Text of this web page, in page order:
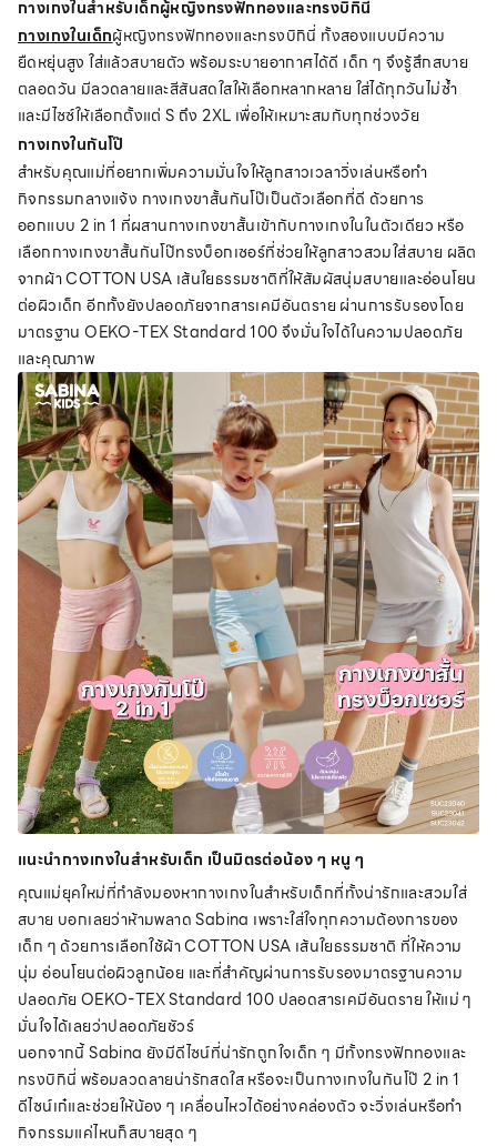
กางเกงในสำหรับเด็กผู้หญิงทรงฟักทองและทรงบิกินี่
กางเกงในเด็กผู้หญิงทรงฟักทองและทรงบิกินี่ ทั้งสองแบบมีความ
ยืดหยุ่นสูง ใส่แล้วสบายตัว พร้อมระบายอากาศได้ดี เด็ก ๆ จึงรู้สึกสบาย
ตลอดวัน มีลวดลายและสีสันสดใสให้เลือกหลากหลาย ใส่ได้ทุกวันไม่ซ้ำ
และมีไซซ์ให้เลือกตั้งแต่ S ถึง 2XL เพื่อให้เหมาะสมกับทุกช่วงวัย
กางเกงในกันโป๊
สำหรับคุณแม่ที่อยากเพิ่มความมั่นใจให้ลูกสาวเวลาวิ่งเล่นหรือทำ
กิจกรรมกลางแจ้ง กางเกงขาสั้นกันโป๊เป็นตัวเลือกที่ดี ด้วยการ
ออกแบบ 2 in 1 ที่ผสานกางเกงขาสั้นเข้ากับกางเกงในในตัวเดียว หรือ
เลือกกางเกงขาสั้นกันโป๊ทรงบ็อกเซอร์ที่ช่วยให้ลูกสาวสวมใส่สบาย ผลิต
จากผ้า COTTON USA เส้นใยธรรมชาติที่ให้สัมผัสนุ่มสบายและอ่อนโยน
ต่อผิวเด็ก อีกทั้งยังปลอดภัยจากสารเคมีอันตราย ผ่านการรับรองโดย
มาตรฐาน OEKO-TEX Standard 100 จึงมั่นใจได้ในความปลอดภัย
และคุณภาพ
แนะนำกางเกงในสำหรับเด็ก เป็นมิตรต่อน้อง ๆ หนู ๆ
คุณแม่ยุคใหม่ที่กำลังมองหากางเกงในสำหรับเด็กที่ทั้งน่ารักและสวมใส่
สบาย บอกเลยว่าห้ามพลาด Sabina เพราะใส่ใจทุกความต้องการของ
เด็ก ๆ ด้วยการเลือกใช้ผ้า COTTON USA เส้นใยธรรมชาติ ที่ให้ความ
นุ่ม อ่อนโยนต่อผิวลูกน้อย และที่สำคัญผ่านการรับรองมาตรฐานความ
ปลอดภัย OEKO-TEX Standard 100 ปลอดสารเคมีอันตราย ให้แม่ ๆ
มั่นใจได้เลยว่าปลอดภัยชัวร์
นอกจากนี้ Sabina ยังมีดีไซน์ที่น่ารักถูกใจเด็ก ๆ มีทั้งทรงฟักทองและ
ทรงบิกินี่ พร้อมลวดลายน่ารักสดใส หรือจะเป็นกางเกงในกันโป๊ 2 in 1
ดีไซน์เก๋และช่วยให้น้อง ๆ เคลื่อนไหวได้อย่างคล่องตัว จะวิ่งเล่นหรือทำ
กิจกรรมแค่ไหนก็สบายสุด ๆ